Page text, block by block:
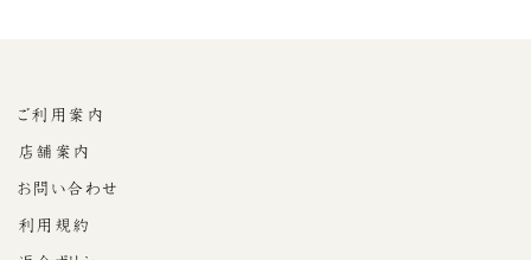
ご利用案内
店舗案内
お問い合わせ
利用規約